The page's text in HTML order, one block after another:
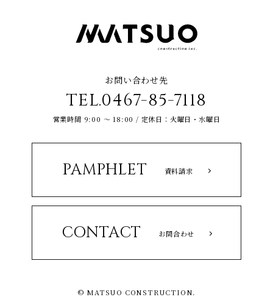
お問い合わせ先
TEL.0467-85-7118
営業時間 9:00 ～ 18:00 / 定休日：火曜日・水曜日
PAMPHLET 資料請求
CONTACT お問合わせ
© MATSUO CONSTRUCTION.